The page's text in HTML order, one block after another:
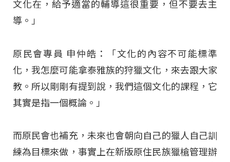
文化在，給予適當的輔導這很重要，但不要去主
導。」
原民會專員 申仲皓：「文化的內容不可能標準
化，我怎麼可能拿泰雅族的狩獵文化，來去跟大家
教。所以剛剛有提到說，我們這個文化的課程，它
其實是指一個概論。」
而原民會也補充，未來也會朝向自己的獵人自己訓
練為目標來做，事實上在新版原住民族獵槍管理辦